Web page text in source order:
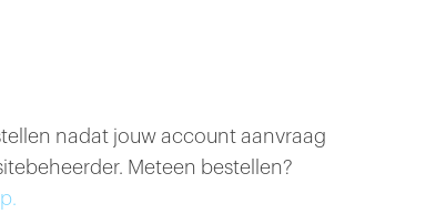
nadat jouw account aanvraag
Meteen bestellen?